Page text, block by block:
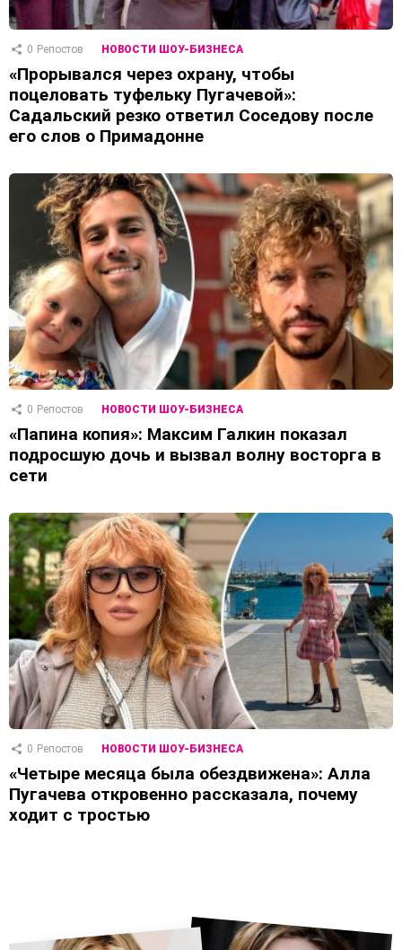
0 Репостов НОВОСТИ ШОУ-БИЗНЕСА
«Прорывался через охрану, чтобы
поцеловать туфельку Пугачевой»:
Садальский резко ответил Соседову после
его слов о Примадонне
0 Репостов НОВОСТИ ШОУ-БИЗНЕСА
«Папина копия»: Максим Галкин показал
подросшую дочь и вызвал волну восторга в
сети
0 Репостов НОВОСТИ ШОУ-БИЗНЕСА
«Четыре месяца была обездвижена»: Алла
Пугачева откровенно рассказала, почему
ходит с тростью